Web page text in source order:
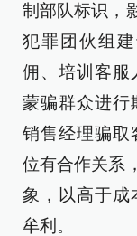
制部队标识，
犯罪团伙组
佣、培训客服
蒙骗群众进行
销售经理骗取
位有合作关系
象，以高于成
牟利。